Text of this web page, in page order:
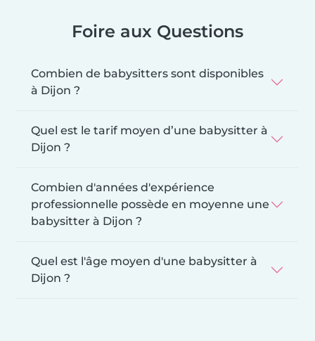
Foire aux Questions
Combien de babysitters sont disponibles
à Dijon ?
Quel est le tarif moyen d’une babysitter à
Dijon ?
Combien d'années d'expérience
professionnelle possède en moyenne une
babysitter à Dijon ?
Quel est l'âge moyen d'une babysitter à
Dijon ?